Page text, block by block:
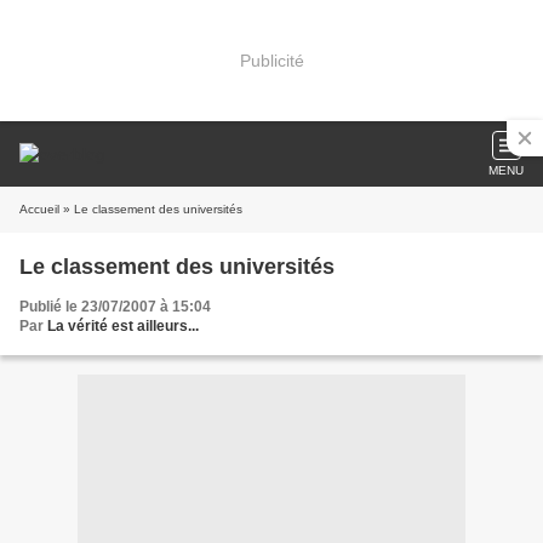
Publicité
MENU
Accueil » Le classement des universités
Le classement des universités
Publié le 23/07/2007 à 15:04
Par La vérité est ailleurs...